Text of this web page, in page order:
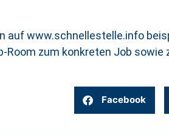
auf www.schnellestelle.info
Room zum konkreten Job
Facebook